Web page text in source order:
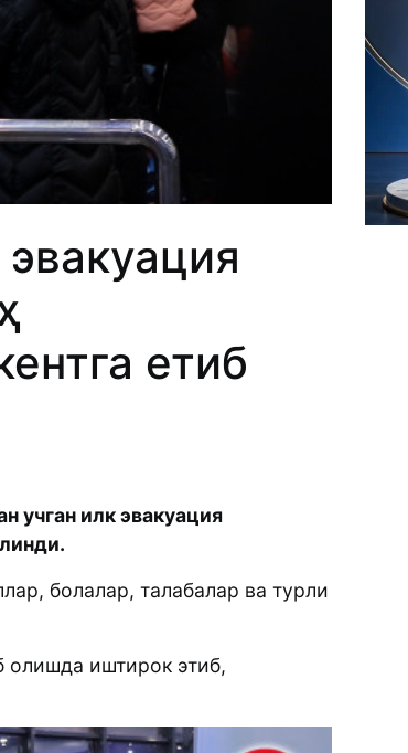
етиб
учган илк эвакуация
болалар, талабалар ва турли
олишда иштирок этиб,